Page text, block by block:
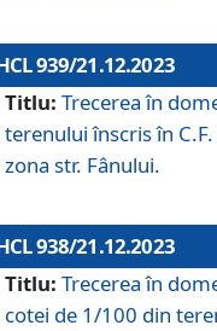
939/21.12.2023
Titlu: Trecerea în
terenului înscris în
zona str. Fânului.
938/21.12.2023
Titlu: Trecerea în
cotei de 1/100 din